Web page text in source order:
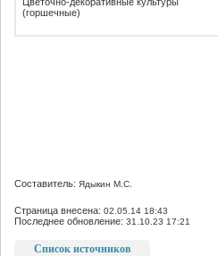
(горшечные)
Составитель: Ядыкин М.С.
Страница внесена: 02.05.14 18:43
Последнее обновление: 31.10.23 17:21
Список источников